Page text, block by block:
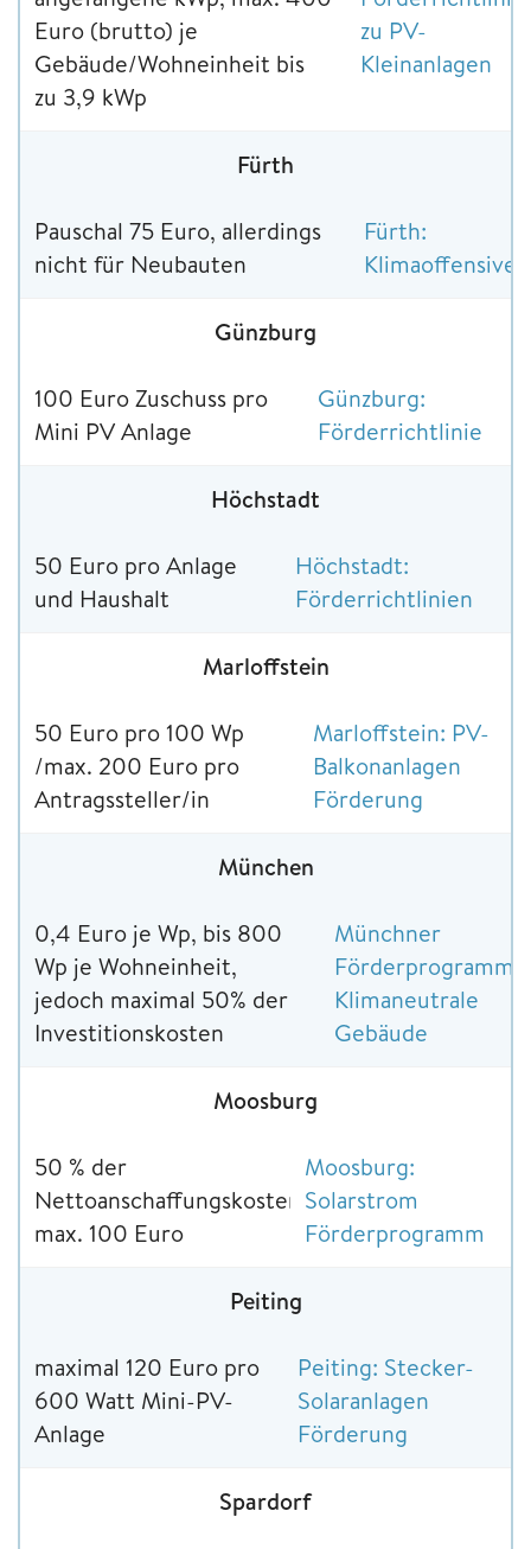
Euro (brutto) je
Gebäude/Wohneinheit bis
zu 3,9 kWp
zu PV-
Kleinanlagen
Fürth
Pauschal 75 Euro, allerdings
nicht für Neubauten
Fürth:
Klimaoffensive
Günzburg
100 Euro Zuschuss pro
Mini PV Anlage
Günzburg:
Förderrichtlinie
Höchstadt
50 Euro pro Anlage
und Haushalt
Höchstadt:
Förderrichtlinien
Marloffstein
50 Euro pro 100 Wp
/max. 200 Euro pro
Antragssteller/in
Marloffstein: PV-
Balkonanlagen
Förderung
München
0,4 Euro je Wp, bis 800
Wp je Wohneinheit,
jedoch maximal 50% der
Investitionskosten
Münchner
Förderprogramm
Klimaneutrale
Gebäude
Moosburg
50 % der
Nettoanschaffungskosten,
max. 100 Euro
Moosburg:
Solarstrom
Förderprogramm
Peiting
maximal 120 Euro pro
600 Watt Mini-PV-
Anlage
Peiting: Stecker-
Solaranlagen
Förderung
Spardorf